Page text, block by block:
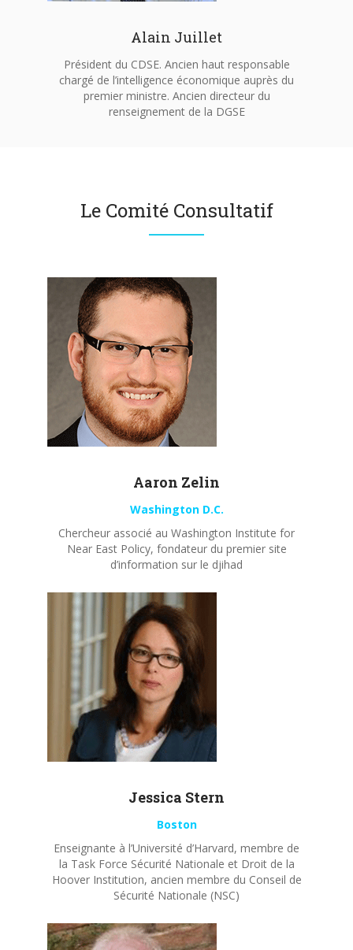
Alain Juillet
Président du CDSE. Ancien haut responsable
chargé de l’intelligence économique auprès du
premier ministre. Ancien directeur du
renseignement de la DGSE
Le Comité Consultatif
Aaron Zelin
Washington D.C.
Chercheur associé au Washington Institute for
Near East Policy, fondateur du premier site
d’information sur le djihad
Jessica Stern
Boston
Enseignante à l’Université d’Harvard, membre de
la Task Force Sécurité Nationale et Droit de la
Hoover Institution, ancien membre du Conseil de
Sécurité Nationale (NSC)